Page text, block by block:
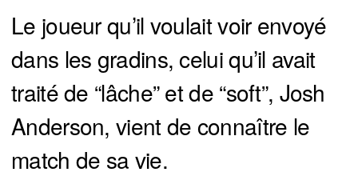
Le joueur qu’il voulait voir envoyé
dans les gradins, celui qu’il avait
traité de “lâche” et de “soft”, Josh
Anderson, vient de connaître le
match de sa vie.